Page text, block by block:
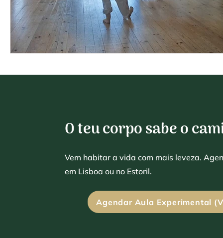
O teu corpo sabe o
Vem habitar a vida com mais leveza.
em Lisboa ou no Estoril.
Agendar Aula Experimental